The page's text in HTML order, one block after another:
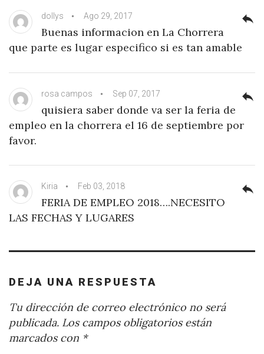
dollys Ago 29, 2017
Buenas informacion en La Chorrera
que parte es lugar especifico si es tan amable
reply
rosa campos Sep 07, 2017
quisiera saber donde va ser la feria de
empleo en la chorrera el 16 de septiembre por
favor.
reply
Kiria Feb 03, 2018
FERIA DE EMPLEO 2018….NECESITO
LAS FECHAS Y LUGARES
reply
DEJA UNA RESPUESTA
Tu dirección de correo electrónico no será
publicada. Los campos obligatorios están
marcados con *